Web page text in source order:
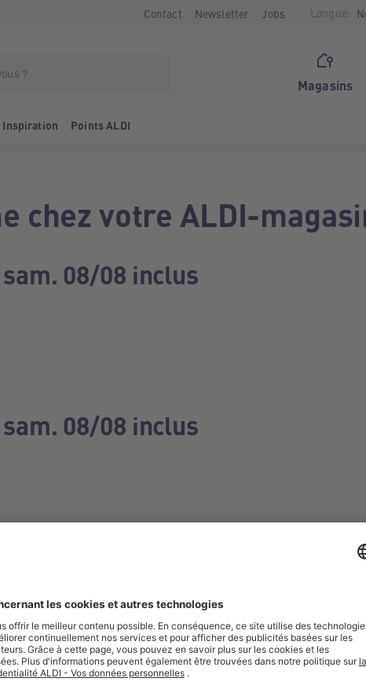
Contact Newsletter Jobs Langue:
Magasins
Inspiration Points ALDI
chez votre ALDI-
08/08 inclus
08/08 inclus
aucune de nos offres.